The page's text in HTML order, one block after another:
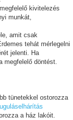
kivitelezés
munkát,
amit csak
tehát mérlegelni
jelenti. Ha
megfelelő döntést.
tünetekkel ostorozza
a ház lakóit.